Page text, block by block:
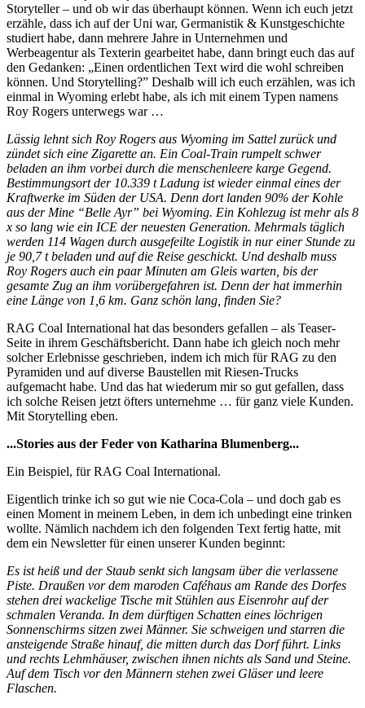
Storyteller – und ob wir das überhaupt können. Wenn ich euch jetzt
erzähle, dass ich auf der Uni war, Germanistik & Kunstgeschichte
studiert habe, dann mehrere Jahre in Unternehmen und
Werbeagentur als Texterin gearbeitet habe, dann bringt euch das auf
den Gedanken: „Einen ordentlichen Text wird die wohl schreiben
können. Und Storytelling?” Deshalb will ich euch erzählen, was ich
einmal in Wyoming erlebt habe, als ich mit einem Typen namens
Roy Rogers unterwegs war …
Lässig lehnt sich Roy Rogers aus Wyoming im Sattel zurück und
zündet sich eine Zigarette an. Ein Coal-Train rumpelt schwer
beladen an ihm vorbei durch die menschenleere karge Gegend.
Bestimmungsort der 10.339 t Ladung ist wieder einmal eines der
Kraftwerke im Süden der USA. Denn dort landen 90% der Kohle
aus der Mine “Belle Ayr” bei Wyoming. Ein Kohlezug ist mehr als 8
x so lang wie ein ICE der neuesten Generation. Mehrmals täglich
werden 114 Wagen durch ausgefeilte Logistik in nur einer Stunde zu
je 90,7 t beladen und auf die Reise geschickt. Und deshalb muss
Roy Rogers auch ein paar Minuten am Gleis warten, bis der
gesamte Zug an ihm vorübergefahren ist. Denn der hat immerhin
eine Länge von 1,6 km. Ganz schön lang, finden Sie?
RAG Coal International hat das besonders gefallen – als Teaser-
Seite in ihrem Geschäftsbericht. Dann habe ich gleich noch mehr
solcher Erlebnisse geschrieben, indem ich mich für RAG zu den
Pyramiden und auf diverse Baustellen mit Riesen-Trucks
aufgemacht habe. Und das hat wiederum mir so gut gefallen, dass
ich solche Reisen jetzt öfters unternehme … für ganz viele Kunden.
Mit Storytelling eben.
...Stories aus der Feder von Katharina Blumenberg...
Ein Beispiel, für RAG Coal International.
Eigentlich trinke ich so gut wie nie Coca-Cola – und doch gab es
einen Moment in meinem Leben, in dem ich unbedingt eine trinken
wollte. Nämlich nachdem ich den folgenden Text fertig hatte, mit
dem ein Newsletter für einen unserer Kunden beginnt:
Es ist heiß und der Staub senkt sich langsam über die verlassene
Piste. Draußen vor dem maroden Caféhaus am Rande des Dorfes
stehen drei wackelige Tische mit Stühlen aus Eisenrohr auf der
schmalen Veranda. In dem dürftigen Schatten eines löchrigen
Sonnenschirms sitzen zwei Männer. Sie schweigen und starren die
ansteigende Straße hinauf, die mitten durch das Dorf führt. Links
und rechts Lehmhäuser, zwischen ihnen nichts als Sand und Steine.
Auf dem Tisch vor den Männern stehen zwei Gläser und leere
Flaschen.